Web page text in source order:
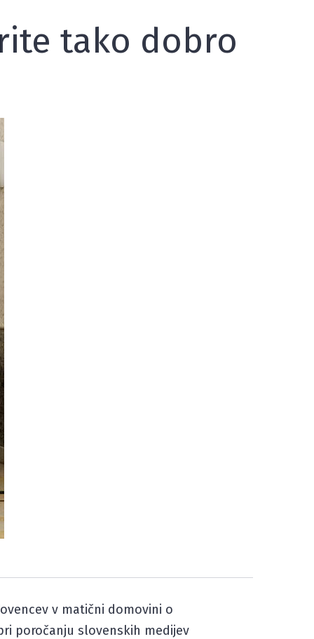
tako dobro
v matični domovini o
poročanju slovenskih medijev